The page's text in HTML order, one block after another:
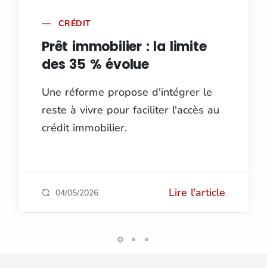
CRÉDIT
Prêt immobilier : la limite
des 35 % évolue
Une réforme propose d'intégrer le
reste à vivre pour faciliter l'accès au
crédit immobilier.
04/05/2026 Lire l'article